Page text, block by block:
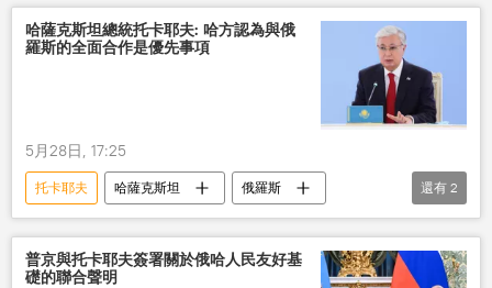
哈薩克斯坦總統托卡耶夫: 哈方認為與俄
羅斯的全面合作是優先事項
5月28日, 17:25
托卡耶夫 哈薩克斯坦
俄羅斯
國際
國際關係 普京
還有 2
普京與托卡耶夫簽署關於俄哈人民友好基
礎的聯合聲明